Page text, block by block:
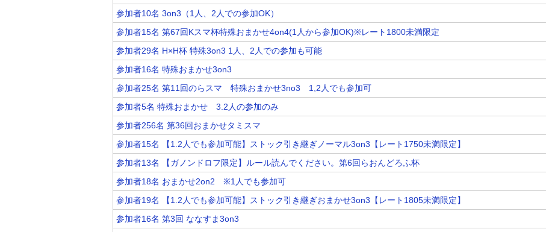
参加者10名 3on3（1人、2人での参加OK）
参加者15名 第67回Kスマ杯特殊おまかせ4on4(1人から参加OK)※レート1800未満限定
参加者29名 H×H杯 特殊3on3 1人、2人での参加も可能
参加者16名 特殊おまかせ3on3
参加者25名 第11回のらスマ 特殊おまかせ3no3 1,2人でも参加可
参加者5名 特殊おまかせ 3.2人の参加のみ
参加者256名 第36回おまかせタミスマ
参加者15名 【1.2人でも参加可能】ストック引き継ぎノーマル3on3【レート1750未満限定】
参加者13名 【ガノンドロフ限定】ルール読んでください。第6回らおんどろふ杯
参加者18名 おまかせ2on2 ※1人でも参加可
参加者19名 【1.2人でも参加可能】ストック引き継ぎおまかせ3on3【レート1805未満限定】
参加者16名 第3回 ななすま3on3